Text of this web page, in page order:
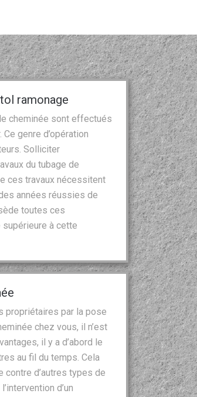
ramonage
cheminée sont effectués
genre d’opération
Solliciter
du tubage de
ces travaux nécessitent
années réussies de
toutes ces
à cette
propriétaires par la pose
chez vous, il n’est
il y a d’abord le
au fil du temps. Cela
d’autres types de
d’un